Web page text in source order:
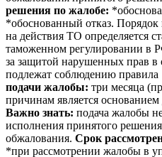
решения по жалобе:
*обоснованный отказ.
на действия ТО определяется
таможенном регулировании в
за защитой нарушенных прав в
подлежат соблюдению
подачи жалобы: три месяца
причинам является основанием
Важно знать: подача жалобы
исполнения принятого
обжалования. Срок
*при рассмотрении жалобы в